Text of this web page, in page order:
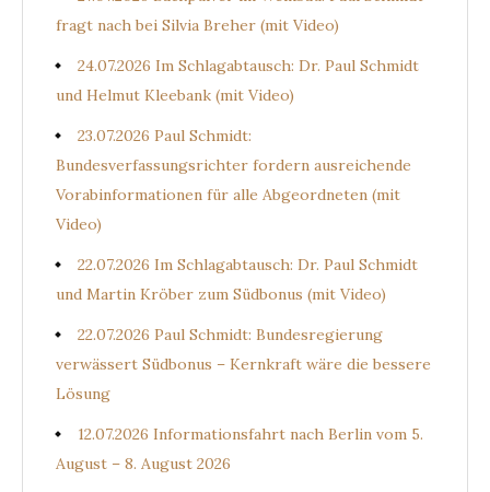
fragt nach bei Silvia Breher (mit Video)
24.07.2026 Im Schlagabtausch: Dr. Paul Schmidt
und Helmut Kleebank (mit Video)
23.07.2026 Paul Schmidt:
Bundesverfassungsrichter fordern ausreichende
Vorabinformationen für alle Abgeordneten (mit
Video)
22.07.2026 Im Schlagabtausch: Dr. Paul Schmidt
und Martin Kröber zum Südbonus (mit Video)
22.07.2026 Paul Schmidt: Bundesregierung
verwässert Südbonus – Kernkraft wäre die bessere
Lösung
12.07.2026 Informationsfahrt nach Berlin vom 5.
August – 8. August 2026